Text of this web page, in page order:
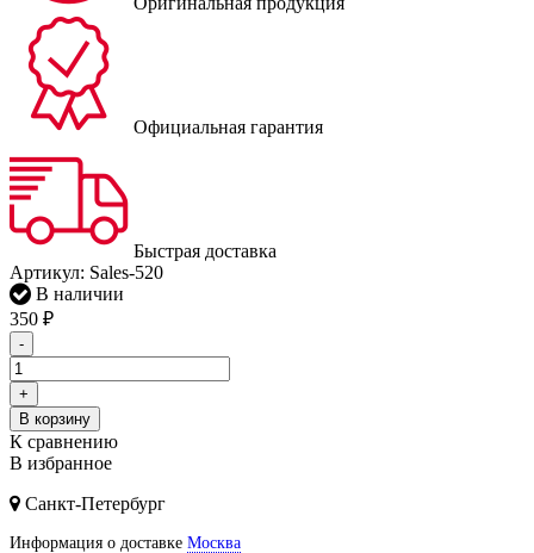
Официальная гарантия
Быстрая доставка
Артикул: Sales-520
В наличии
350 ₽
-
+
В корзину
К сравнению
В избранное
Санкт-Петербург
Информация о доставке Москва